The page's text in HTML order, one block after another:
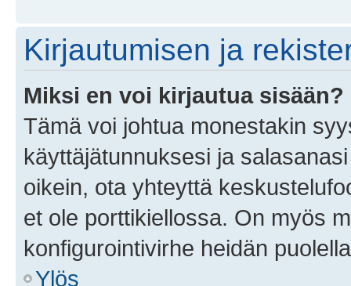
Kirjautumisen ja
Miksi en voi kirjautua sisään?
Tämä voi johtua monestakin
käyttäjätunnuksesi ja
oikein, ota yhteyttä
et ole porttikiellossa. On myös
konfigurointivirhe heidän
Ylös